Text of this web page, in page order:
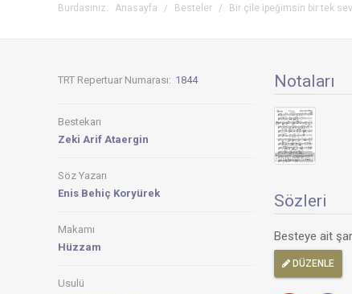
Burdasınız: Anasayfa / Besteler / Bir çile ipeğimsin bir tek
TRT Repertuar Numarası: 1844
Bestekarı
Zeki Arif Ataergin
Söz Yazarı
Enis Behiç Koryürek
Makamı
Hüzzam
Usulü
Notaları
Sözleri
Besteye ait
DÜZENLE